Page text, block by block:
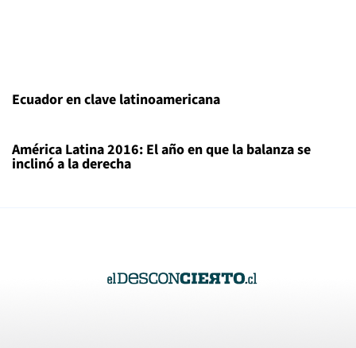
Ecuador en clave latinoamericana
América Latina 2016: El año en que la balanza se
inclinó a la derecha